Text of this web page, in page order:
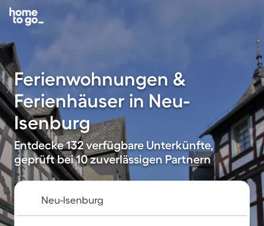
Ferienwohnungen &
Ferienhäuser in Neu-
Isenburg
Entdecke 132 verfügbare Unterkünfte,
geprüft bei 10 zuverlässigen Partnern